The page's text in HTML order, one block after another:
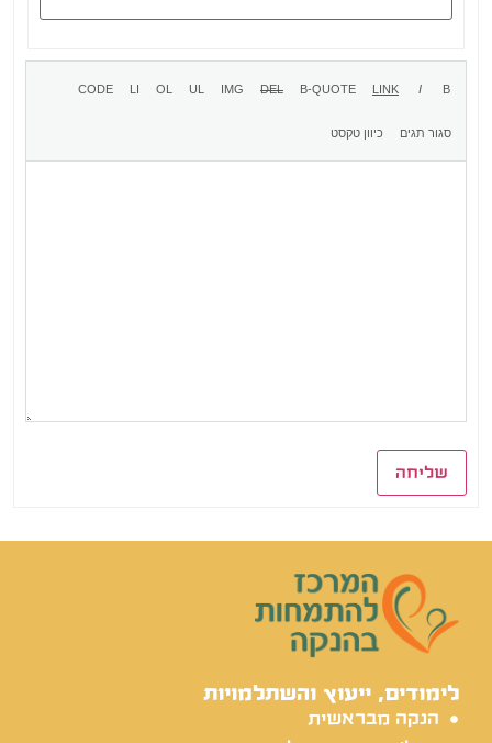
שליחה
לימודים, ייעוץ והשתלמויות
הנקה מבראשית